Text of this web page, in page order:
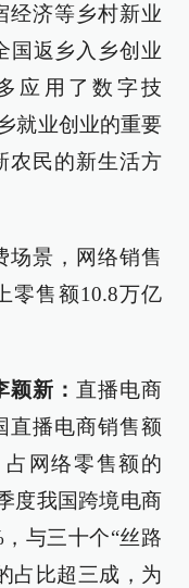
经济等乡村新业
国返乡入乡创业
应用了数字技
就业创业的重要
农民的新生活方
场景，网络销售
零售额10.8万亿
新： 直播电商
直播电商销售额
占网络零售额的
度我国跨境电商
与三十个“丝路
占比超三成，为